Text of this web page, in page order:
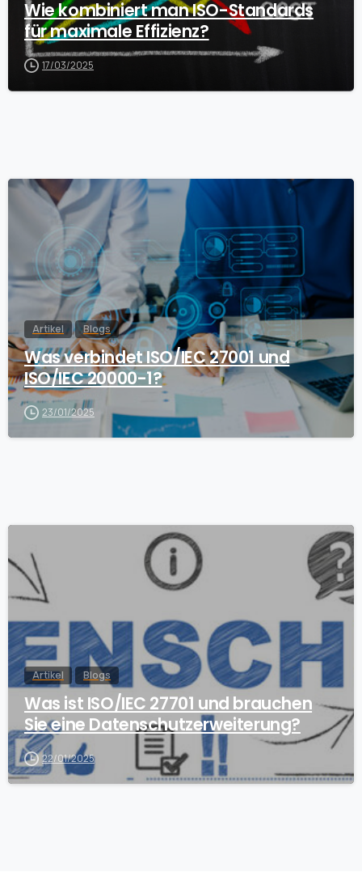
Wie kombiniert man ISO-Standards
für maximale Effizienz?
17/03/2025
Artikel Blogs
Was verbindet ISO/IEC 27001 und
ISO/IEC 20000-1?
23/01/2025
Artikel Blogs
Was ist ISO/IEC 27701 und brauchen
Sie eine Datenschutzerweiterung?
22/01/2025